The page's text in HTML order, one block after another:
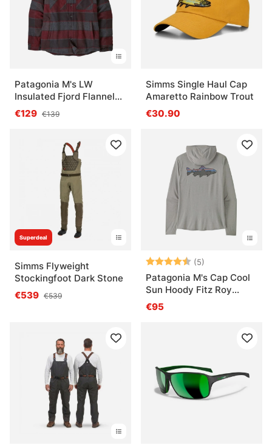
Patagonia M's LW
Insulated Fjord Flannel
Shirt William: Ink Black
€129 €139
Simms Single Haul Cap
Amaretto Rainbow Trout
€30.90
Superdeal
Simms Flyweight
Stockingfoot Dark Stone
€539 €539
Note: (5)
Patagonia M's Cap Cool
Sun Hoody Fitz Roy
Trout CGSX
€95